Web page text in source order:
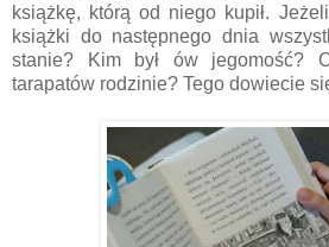
książkę, którą od niego kupił.
książki do następnego dnia
stanie? Kim był ów jegomość?
tarapatów rodzinie? Tego dowiecie